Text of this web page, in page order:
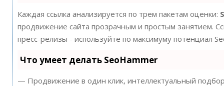
Каждая ссылка анализируется по трем пакетам оценки:
продвижение сайта прозрачным и простым занятием.
пресс-релизы - используйте по максимуму потенциал
Что умеет делать SeoHammer
— Продвижение в один клик, интеллектуальный